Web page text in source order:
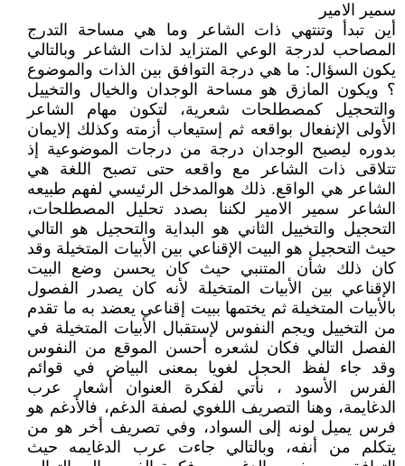
سمير الامير
أين تبدأ وتنتهي ذات الشاعر وما هي مساحة التدرج
المصاحب لدرجة الوعي المتزايد لذات الشاعر وبالتالي
يكون السؤال: ما هي درجة التوافق بين الذات والموضوع
؟ ويكون المازق هو مساحة الوجدان والخيال والتخييل
والتحجيل كمصطلحات شعرية، لتكون مهام الشاعر
الأولى الإنفعال بواقعه ثم إستيعاب أزمته وكذلك إلايمان
بدوره ليصبح الوجدان درجة من درجات الموضوعية إذ
تتلاقى ذات الشاعر مع واقعه حتى تصبح اللغة هي
الشاعر هي الواقع. ذلك هوالمدخل الرئيسي لفهم طبيعه
الشاعر سمير الامير لكننا بصدد تحليل المصطلحات،
التحجيل والتخييل الثاني هو البداية والتحجيل هو التالي
حيث التحجيل هو البيت الإقناعي بين الأبيات المتخيلة وقد
كان ذلك شأن المتنبي حيث كان يحسن وضع البيت
الإقناعي بين الأبيات المتخيلة لأنه كان يصدر الفصول
بالأبيات المتخيلة ثم يختمها ببيت إقناعي يعضد به ما تقدم
من التخييل ويجم النفوس لإستقبال الأبيات المتخيلة في
الفصل التالي فكان لشعره أحسن الموقع من النفوس
وقد جاء لفظ الحجل لغويا بمعنى البياض في قوائم
الفرس الأسود ، نأتي لفكرة العنوان أشعار عرب
الدغايمة، وهنا التصريف اللغوي لصفة الدغم، فالأدغم هو
فرس يميل لونه إلى السواد، وفي تصريف أخر هو من
يتكلم من أنفه، وبالتالي جاءت عرب الدغايمه حيث